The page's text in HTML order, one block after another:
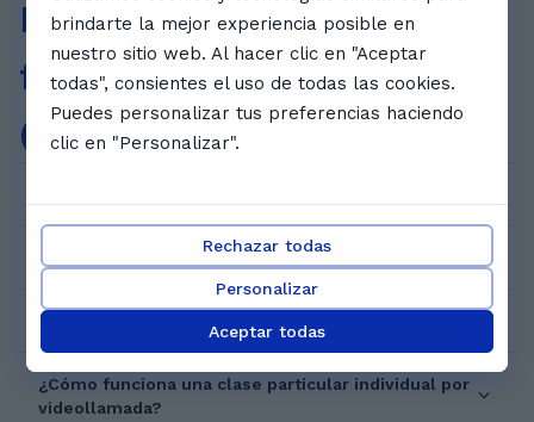
Preguntas
frecuentes
(FAQ)
¿Cuánto cuesta?
¿Quiénes son los profesores de GoStudent?
¿Cómo funciona una clase particular individual por
videollamada?
brindarte la mejor experiencia posible en
nuestro sitio web. Al hacer clic en "Aceptar
todas", consientes el uso de todas las cookies.
Puedes personalizar tus preferencias haciendo
clic en "Personalizar".
Rechazar todas
Personalizar
Aceptar todas